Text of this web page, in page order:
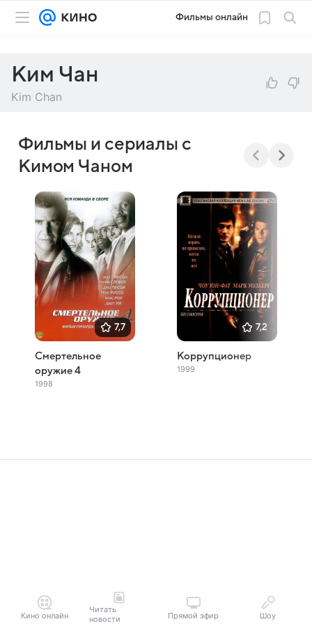
Фильмы онлайн
Ким Чан
Kim Chan
Фильмы и сериалы с
Кимом Чаном
7,7
Смертельное
оружие 4
1998
7,2
Коррупционер
1999
Кино онлайн
Читать
новости
Прямой эфир Шоу